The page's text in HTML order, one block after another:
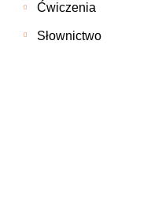
Ćwiczenia
Słownictwo